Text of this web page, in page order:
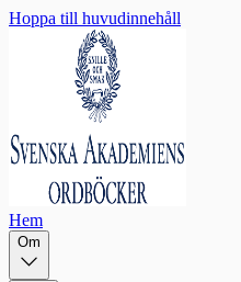
Hoppa till huvudinnehåll
Hem
Om